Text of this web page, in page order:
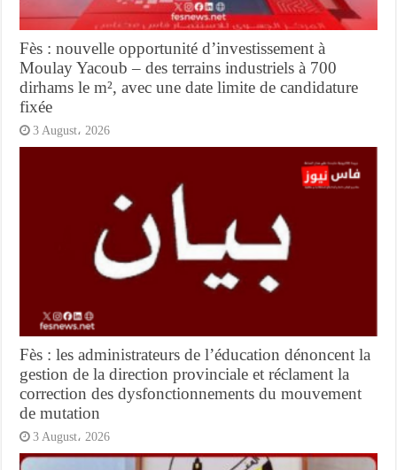
Fès : nouvelle opportunité d’investissement à
Moulay Yacoub – des terrains industriels à 700
dirhams le m², avec une date limite de candidature
fixée
3 August، 2026
Fès : les administrateurs de l’éducation dénoncent la
gestion de la direction provinciale et réclament la
correction des dysfonctionnements du mouvement
de mutation
3 August، 2026